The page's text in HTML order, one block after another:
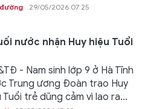
29/05/2026 07:25
nước nhận Huy hiệu Tuổi
- Nam sinh lớp 9 ở Hà Tĩnh
Trung ương Đoàn trao Huy
Tuổi trẻ dũng cảm vì lao ra...